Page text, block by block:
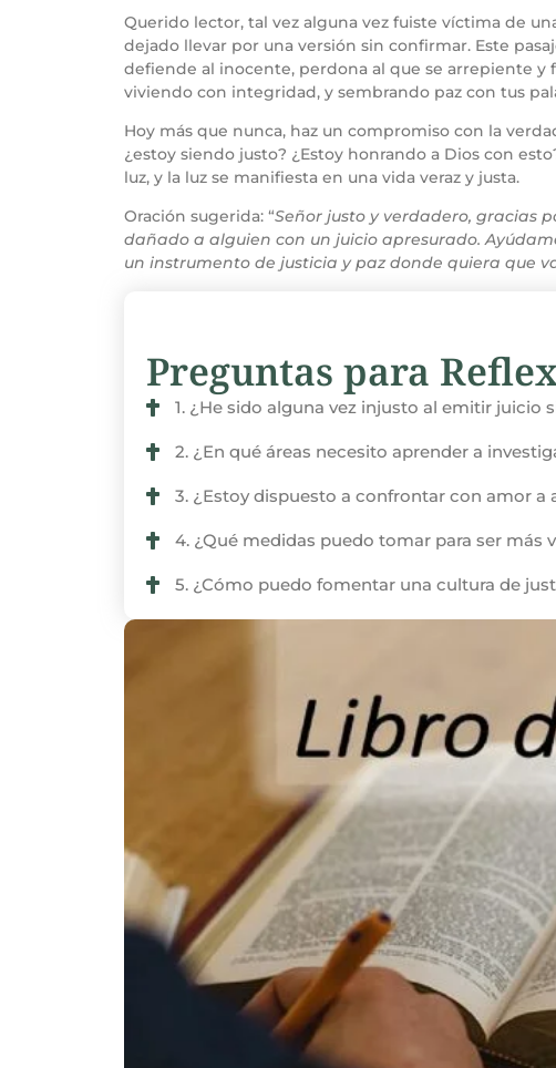
Querido lector, tal vez alguna vez fuiste víctima de
dejado llevar por una versión sin confirmar. Este
defiende al inocente, perdona al que se arrepiente y
viviendo con integridad, y sembrando paz con tus
Hoy más que nunca, haz un compromiso con la
¿estoy siendo justo? ¿Estoy honrando a Dios con
luz, y la luz se manifiesta en una vida veraz y justa.
Oración sugerida: “Señor justo y verdadero, gracias
dañado a alguien con un juicio apresurado.
un instrumento de justicia y paz donde quiera que
Preguntas para
1. ¿He sido alguna vez injusto al emitir juicio
2. ¿En qué áreas necesito aprender a
3. ¿Estoy dispuesto a confrontar con amor
4. ¿Qué medidas puedo tomar para ser más
5. ¿Cómo puedo fomentar una cultura de